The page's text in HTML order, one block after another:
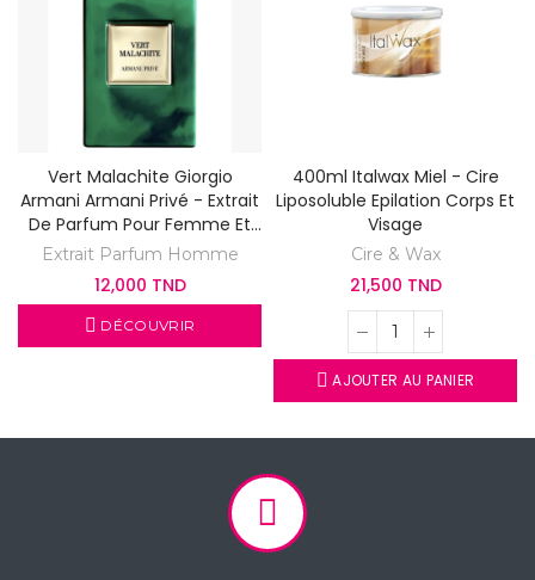
Vert Malachite Giorgio
Armani Armani Privé - Extrait
De Parfum Pour Femme Et
Homme
Extrait Parfum Homme
12,000 TND
DÉCOUVRIR
400ml Italwax Miel - Cire
Liposoluble Epilation Corps Et
Visage
Cire & Wax
21,500 TND
AJOUTER AU PANIER